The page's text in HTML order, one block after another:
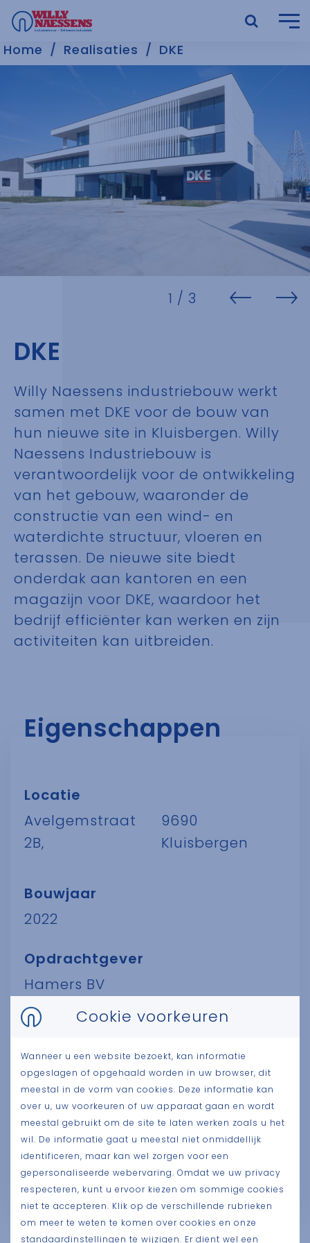
Home Realisaties DKE
1 / 3
DKE
Willy Naessens industriebouw werkt
samen met DKE voor de bouw van
hun nieuwe site in Kluisbergen. Willy
Naessens Industriebouw is
verantwoordelijk voor de ontwikkeling
van het gebouw, waaronder de
constructie van een wind- en
waterdichte structuur, vloeren en
terassen. De nieuwe site biedt
onderdak aan kantoren en een
magazijn voor DKE, waardoor het
bedrijf efficiënter kan werken en zijn
activiteiten kan uitbreiden.
Eigenschappen
Locatie
Avelgemstraat
2B,
9690
Kluisbergen
Bouwjaar
2022
Opdrachtgever
Hamers BV
Oppervlakte
Categorie
Productie
Architect
Cookie voorkeuren
Wanneer u een website bezoekt, kan informatie
opgeslagen of opgehaald worden in uw browser, dit
meestal in de vorm van cookies. Deze informatie kan
over u, uw voorkeuren of uw apparaat gaan en wordt
meestal gebruikt om de site te laten werken zoals u het
wil. De informatie gaat u meestal niet onmiddellijk
identificeren, maar kan wel zorgen voor een
gepersonaliseerde webervaring. Omdat we uw privacy
respecteren, kunt u ervoor kiezen om sommige cookies
niet te accepteren. Klik op de verschillende rubrieken
om meer te weten te komen over cookies en onze
standaardinstellingen te wijzigen. Er dient wel een